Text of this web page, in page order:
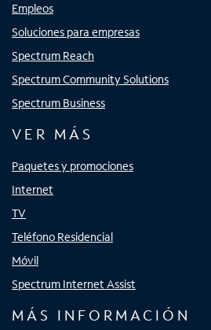
Empleos
Soluciones para empresas
Spectrum Reach
Spectrum Community Solutions
Spectrum Business
VER MÁS
Paquetes y promociones
Internet
TV
Teléfono Residencial
Móvil
Spectrum Internet Assist
MÁS INFORMACIÓN